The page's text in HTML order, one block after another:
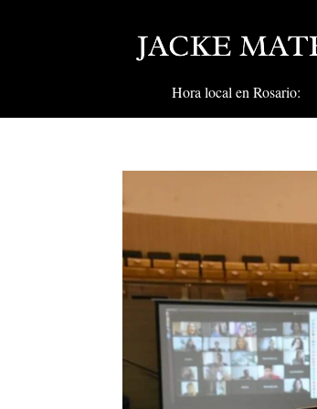
Hora local en Rosario: